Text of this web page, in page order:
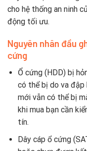
cho hệ thống an ninh
động tối ưu.
Nguyên nhân đầu
cứng
Ổ cứng (HDD) bị
có thể bị do va
mới vẫn có thể bị
khi mua bạn cần
tín.
Dây cáp ổ cứng